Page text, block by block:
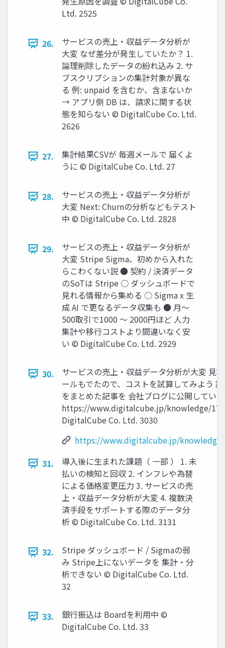
Ltd. 2525
26.
サービスの売上‧収益データ分析が
⼤変 なぜ差分が発⽣していたか？ 1.
論理削除したデータの紛れ込み 2. サ
ブスクリプションの集計対象が異な
る 例: unpaid を含むか、含まないか
→ アプリ側 DB は、請求に関する状
態を知らない © DigitalCube Co. Ltd.
2626
27.
集計結果CSVが 毎週メールで 届くよ
うに © DigitalCube Co. Ltd. 27
28.
サービスの売上‧収益データ分析が
⼤変 Next: Churnの分析などもテスト
中 © DigitalCube Co. Ltd. 2828
29.
サービスの売上‧収益データ分析が
⼤変 Stripe Sigma、初めから⼊れた
らこわくない説 ● 契約 / 決済データ
のSoTは Stripe ○ ダッシュボードで
⾒れる情報から集める ○ Sigma x ⽣
成 AI で更なるデータ収集も ● ⽉〜
500取引で1000 〜 2000円ほど ⼈⼒
集計や移⾏コストより間違いなく安
い © DigitalCube Co. Ltd. 2929
30.
サービスの売上‧収益データ分析が⼤変 ⾒
ールもでたので、コストを試算してみよう
をまとめた記事を 会社ブログに公開してい
https://www.digitalcube.jp/knowledge/17
DigitalCube Co. Ltd. 3030
https://www.digitalcube.jp/
31.
導⼊後に⽣まれた課題（ ⼀部 ） 1. 未
払いの検知と回収 2. インフレや為替
による価格変更圧⼒ 3. サービスの売
上‧収益データ分析が⼤変 4. 複数決
済⼿段をサポートする際のデータ分
析 © DigitalCube Co. Ltd. 3131
32.
Stripe ダッシュボード / Sigmaの弱
み Stripe上にないデータを 集計‧分
析できない © DigitalCube Co. Ltd.
32
33.
銀⾏振込は Boardを利⽤中 ©
DigitalCube Co. Ltd. 33